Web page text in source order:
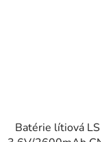
Batérie lítiová